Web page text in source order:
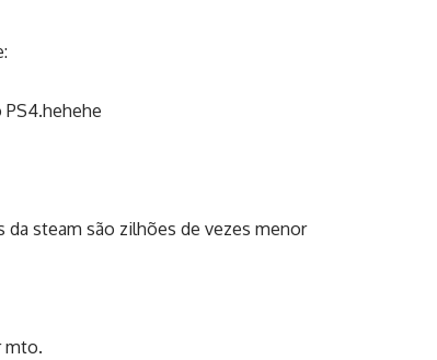
da steam são zilhões de vezes menor
mto.